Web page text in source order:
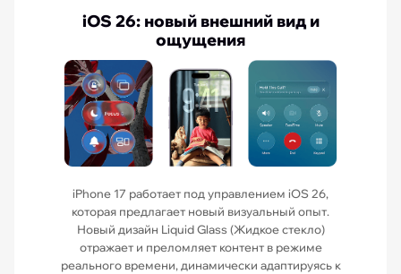
iOS 26: новый внешний вид и
ощущения
iPhone 17 работает под управлением iOS 26,
которая предлагает новый визуальный опыт.
Новый дизайн Liquid Glass (Жидкое стекло)
отражает и преломляет контент в режиме
реального времени, динамически адаптируясь к